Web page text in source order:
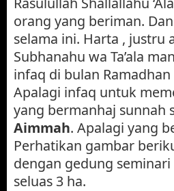
orang yang beriman.
selama ini. Harta , justru
Subhanahu wa Ta’ala
infaq di bulan
Apalagi infaq untuk
yang bermanhaj sunnah
Aimmah. Apalagi yang
Perhatikan gambar
dengan gedung
seluas 3 ha.